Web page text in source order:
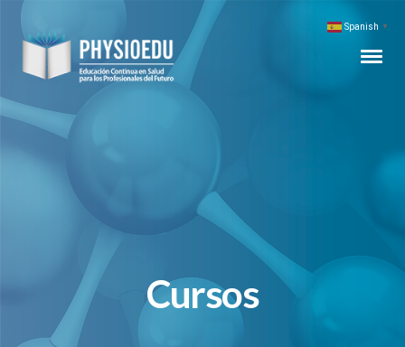
Cursos
Spanish ▼